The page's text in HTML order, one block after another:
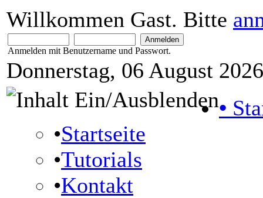
Willkommen Gast. Bitte
Anmelden mit Benutzername und Passwort.
Donnerstag, 06 August
•
•Startseite
•Tutorials
•Kontakt